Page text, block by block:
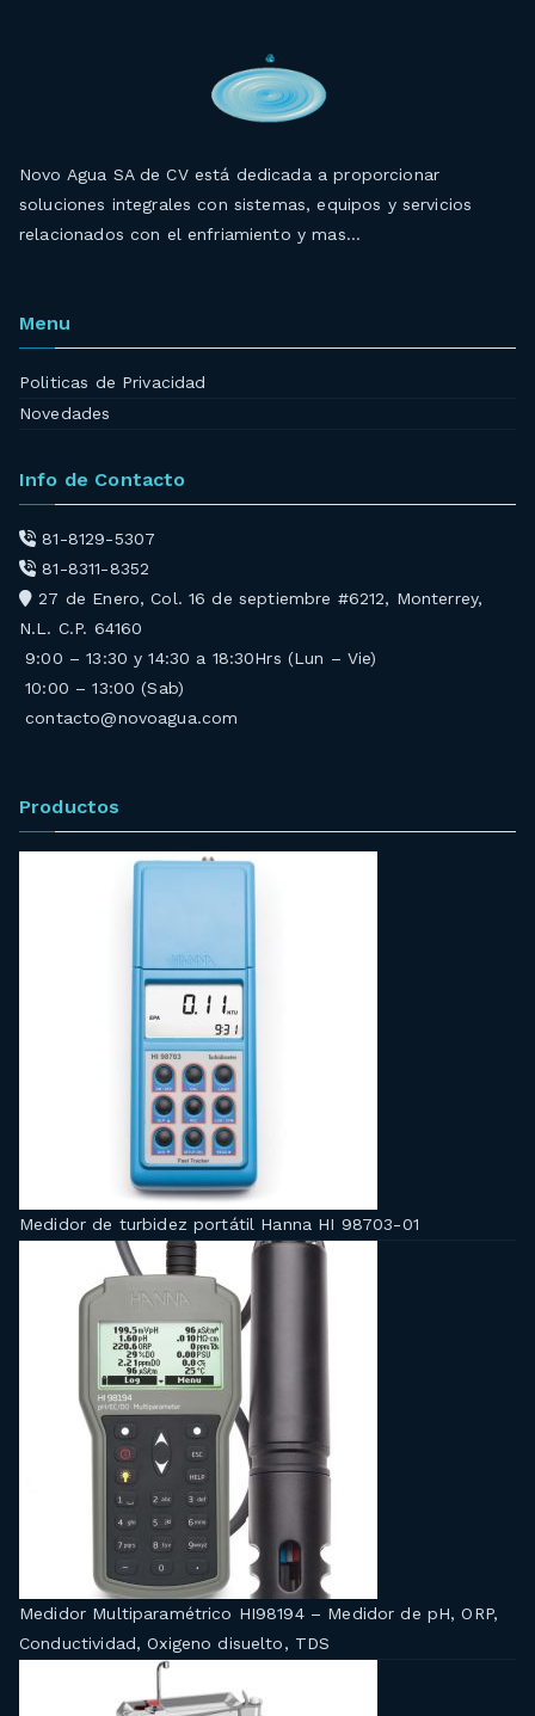
Novo Agua SA de CV está dedicada a proporcionar
soluciones integrales con sistemas, equipos y servicios
relacionados con el enfriamiento y mas…
Menu
Politicas de Privacidad
Novedades
Info de Contacto
81-8129-5307
81-8311-8352
27 de Enero, Col. 16 de septiembre #6212, Monterrey,
N.L. C.P. 64160
9:00 – 13:30 y 14:30 a 18:30Hrs (Lun – Vie)
10:00 – 13:00 (Sab)
contacto@novoagua.com
Productos
Medidor de turbidez portátil Hanna HI 98703-01
Medidor Multiparamétrico HI98194 – Medidor de pH, ORP,
Conductividad, Oxigeno disuelto, TDS